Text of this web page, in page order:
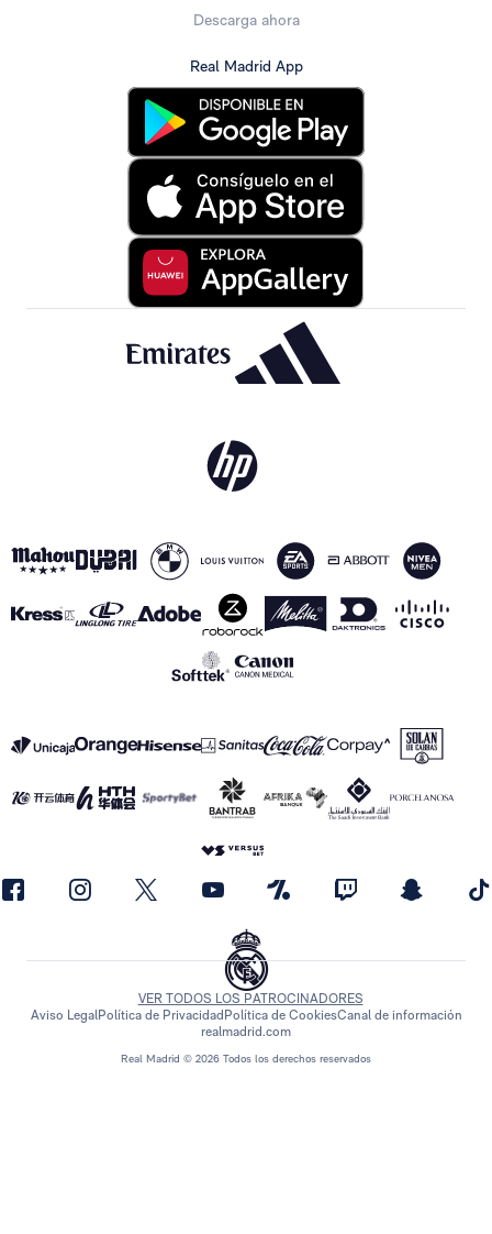
Descarga ahora
Real Madrid App
Real Madrid © 2026 Todos los derechos reservados
VER TODOS LOS PATROCINADORES
Aviso LegalPolítica de Privacidad Política de CookiesCanal de información
realmadrid.com